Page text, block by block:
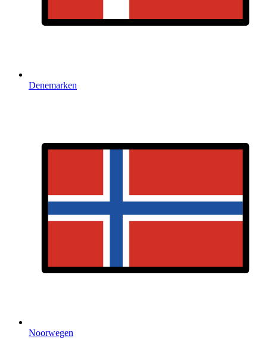
Denemarken
Noorwegen